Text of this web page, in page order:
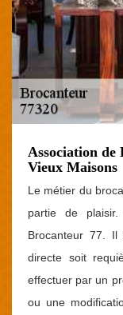
Association
Vieux Maisons
Le métier du
partie de
Brocanteur 77.
directe soit
effectuer par un
ou une